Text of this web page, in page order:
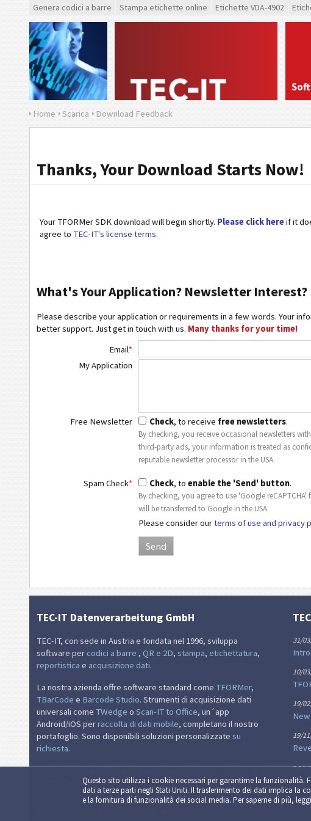
Questo sito utilizza i cookie necessari per garantirne la funzionalità.
dati a terze parti negli Stati Uniti. Il trasferimento dei dati implica la
e la fornitura di funzionalità dei social media. Per saperne di più,
Genera codici a barre Stampa etichette online Etichette VDA-4902
Home Scarica Download Feedback
Thanks, Your Download Starts Now!
Your TFORMer SDK download will begin shortly. Please click hereif it
agree to TEC-IT's license terms.
What's Your Application? Newsletter Interest?
Please describe your application or requirements in a few words. Your
better support. Just get in touch with us. Many thanks for your time!
Email*
My Application
Free Newsletter Check, to receive free newsletters.
By checking, you receive occasional newsletters
third-party ads, your information is treated as
reputable newsletter processor in the USA.
Spam Check* Check, to enable the 'Send' button.
By checking, you agree to use 'Google
will be transferred to Google in the USA.
Please consider ourterms of use and privacy
TEC-IT Datenverarbeitung GmbH
TEC-IT, con sede in Austria e fondata nel 1996, sviluppa
software per codici a barre , QR e 2D, stampa, etichettatura,
reportistica e acquisizione dati.
La nostra azienda offre software standard come TFORMer,
TBarCode e Barcode Studio. Strumenti di acquisizione dati
universali come TWedge o Scan-IT to Office, un´app
Android/iOS perraccolta di dati mobile, completano il nostro
portafoglio. Sono disponibili soluzioni personalizzate su
richiesta.
Stai cercando un software di alta qualità – TEC-IT ti soddisferà
completamente.
31/
10/
19/
19/
per